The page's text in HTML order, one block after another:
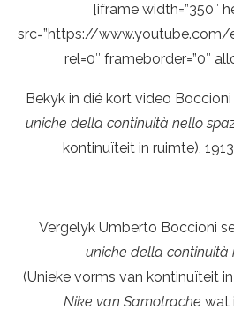
[iframe width=”350″
src=”https://
rel=0″ frameborder=”0″
Bekyk in dié kort video
uniche della continuità nello
kontinuïteit in ruimte),
Vergelyk Umberto Boccioni
uniche della continuità
(Unieke vorms van kontinuïteit
Nike van Samotrache wat